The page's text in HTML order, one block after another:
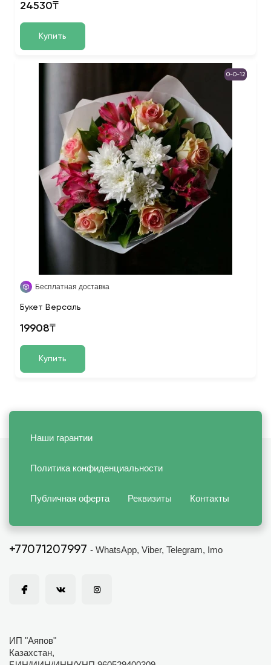
24530₸
Купить
0-0-12
Бесплатная доставка
Букет Версаль
19908₸
Купить
Наши гарантии
Политика конфиденциальности
Публичная оферта Реквизиты Контакты
+77071207997 - WhatsApp, Viber, Telegram, Imo
ИП "Аяпов"
Казахстан,